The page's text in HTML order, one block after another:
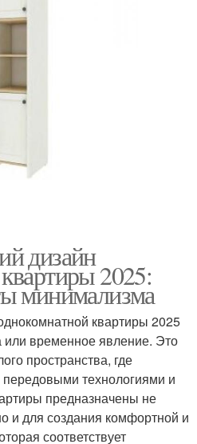
дизайн
2025:
минимализма
квартиры 2025
или временное явление. Это
пространства, где
технологиями и
предназначены не
и для создания комфортной и
соответствует